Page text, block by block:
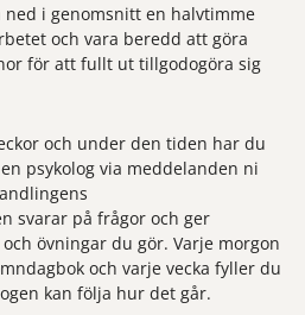
ned i genomsnitt en halvtimme
och vara beredd att göra
för att fullt ut tillgodogöra sig
och under den tiden har du
psykolog via meddelanden ni
svarar på frågor och ger
övningar du gör. Varje morgon
och varje vecka fyller du
kan följa hur det går.